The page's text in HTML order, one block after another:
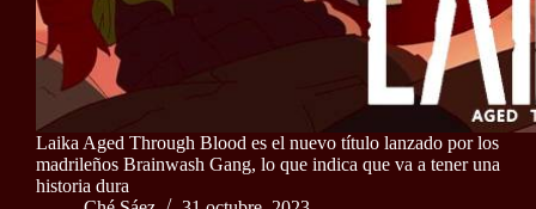
Laika Aged Through Blood es el nuevo título lanzado por los
madrileños Brainwash Gang, lo que indica que va a tener una
historia dura